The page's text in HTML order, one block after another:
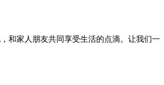
和家人朋友共同享受生活的点滴。让我们一